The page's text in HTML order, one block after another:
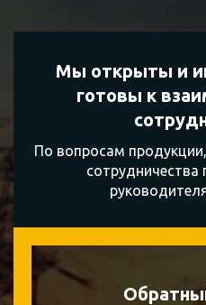
Мы открыты и
готовы к
По вопросам
сотрудничества